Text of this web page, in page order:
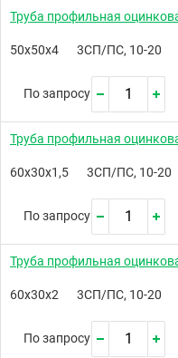
Труба профильная
50х50х4 3СП/ПС, 10-20
По запросу
Труба профильная
60х30х1,5 3СП/ПС, 10-20
По запросу
Труба профильная
60х30х2 3СП/ПС, 10-20
По запросу